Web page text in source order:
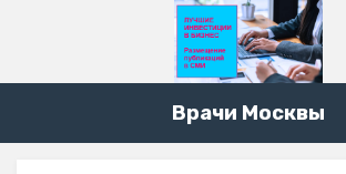
Врачи Москвы